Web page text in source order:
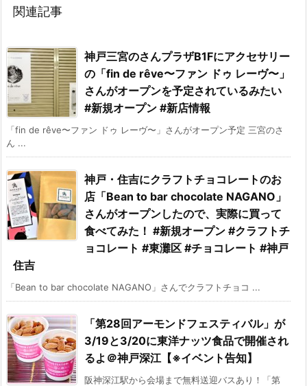
関連記事
神戸三宮のさんプラザB1Fにアクセサリー
の「fin de rêve〜ファン ドゥ レーヴ〜」
さんがオープンを予定されているみたい
#新規オープン #新店情報
「fin de rêve〜ファン ドゥ レーヴ〜」さんがオープン予定 三宮のさ
ん ...
神戸・住吉にクラフトチョコレートのお
店「Bean to bar chocolate NAGANO」
さんがオープンしたので、実際に買って
食べてみた！ #新規オープン #クラフトチ
ョコレート #東灘区 #チョコレート #神戸
住吉
「Bean to bar chocolate NAGANO」さんでクラフトチョコ ...
「第28回アーモンドフェスティバル」が
3/19と3/20に東洋ナッツ食品で開催され
るよ＠神戸深江【※イベント告知】
阪神深江駅から会場まで無料送迎バスあり！「第